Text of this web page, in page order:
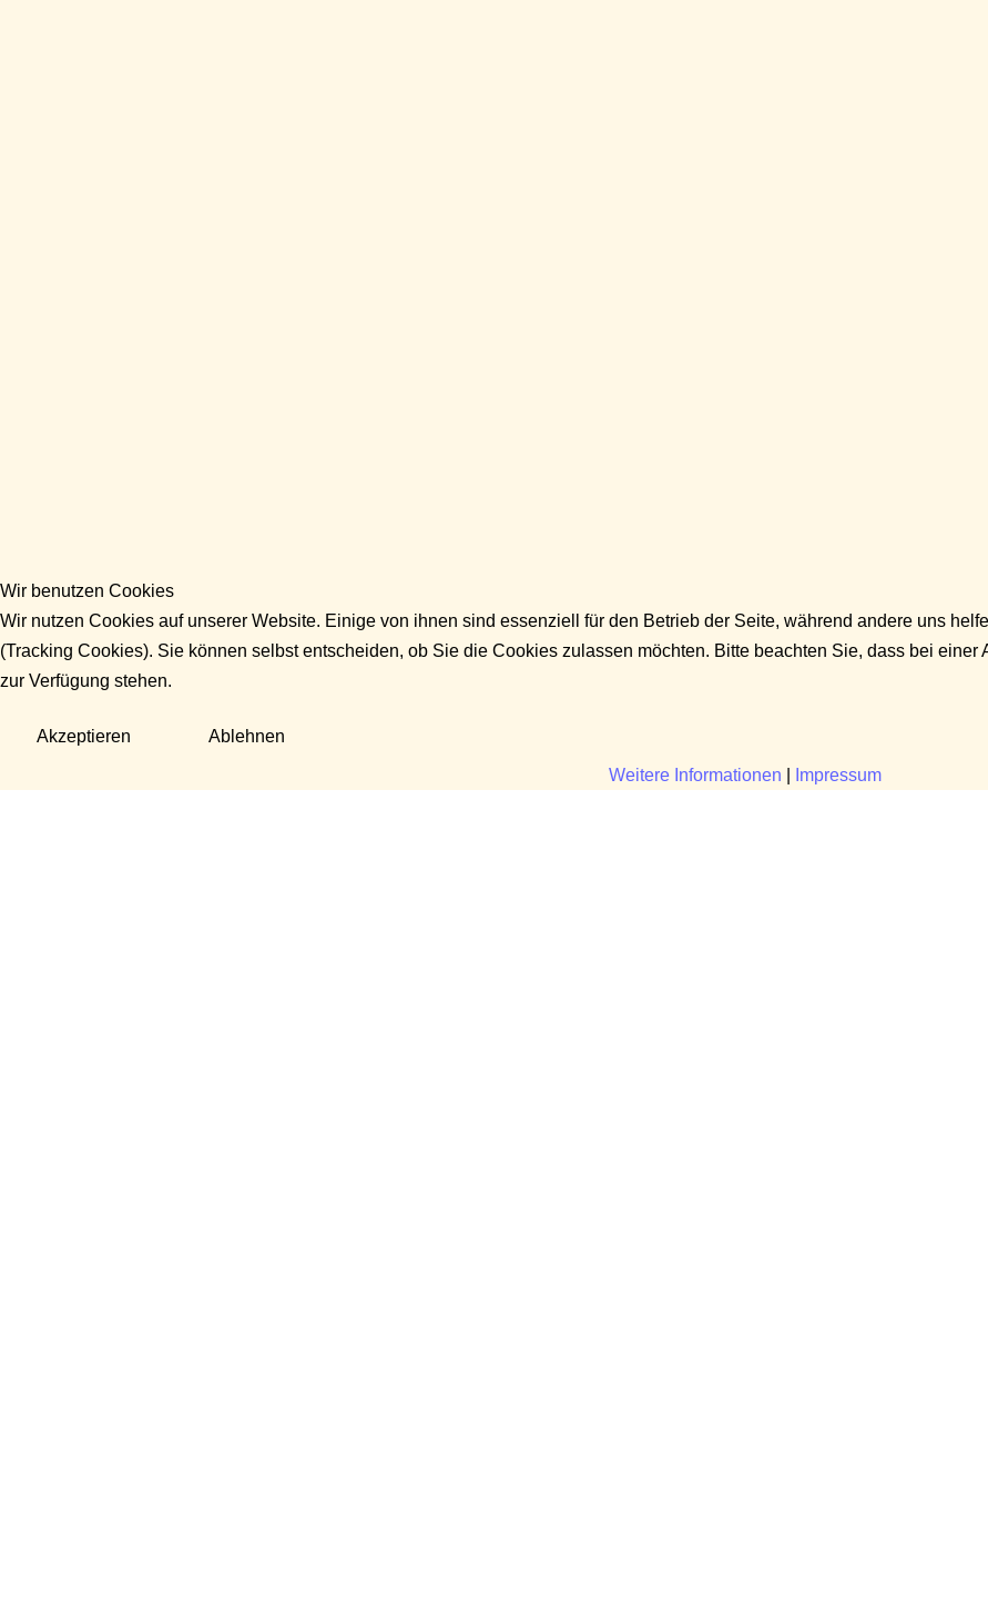
Wir benutzen Cookies
Wir nutzen Cookies auf unserer Website. Einige von ihnen sind essenziell für den Betrieb der Seite, während andere uns
(Tracking Cookies). Sie können selbst entscheiden, ob Sie die Cookies zulassen möchten. Bitte beachten Sie, dass bei
zur Verfügung stehen.
Akzeptieren Ablehnen
Weitere Informationen Impressum